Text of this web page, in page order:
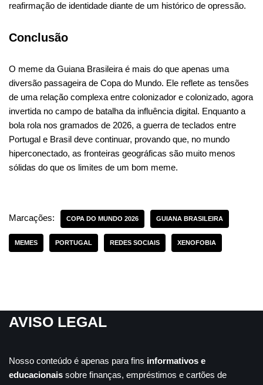
reafirmação de identidade diante de um histórico de opressão.
Conclusão
O meme da Guiana Brasileira é mais do que apenas uma
diversão passageira de Copa do Mundo. Ele reflete as tensões
de uma relação complexa entre colonizador e colonizado, agora
invertida no campo de batalha da influência digital. Enquanto a
bola rola nos gramados de 2026, a guerra de teclados entre
Portugal e Brasil deve continuar, provando que, no mundo
hiperconectado, as fronteiras geográficas são muito menos
sólidas do que os limites de um bom meme.
Marcações: COPA DO MUNDO 2026 GUIANA BRASILEIRA
MEMES PORTUGAL REDES SOCIAIS XENOFOBIA
AVISO LEGAL
Nosso conteúdo é apenas para fins informativos e
educacionais sobre finanças, empréstimos e cartões de